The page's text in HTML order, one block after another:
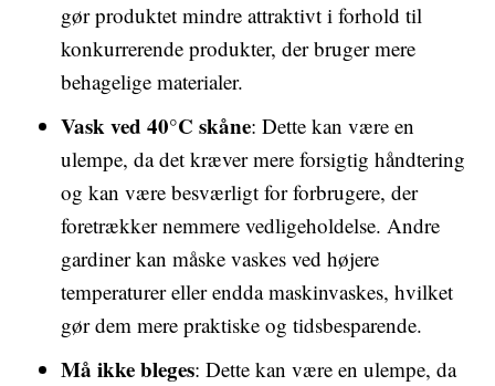
gør produktet mindre attraktivt i forhold til
konkurrerende produkter, der bruger mere
behagelige materialer.
Vask ved 40°C skåne: Dette kan være en
ulempe, da det kræver mere forsigtig håndtering
og kan være besværligt for forbrugere, der
foretrækker nemmere vedligeholdelse. Andre
gardiner kan måske vaskes ved højere
temperaturer eller endda maskinvaskes, hvilket
gør dem mere praktiske og tidsbesparende.
Må ikke bleges: Dette kan være en ulempe, da